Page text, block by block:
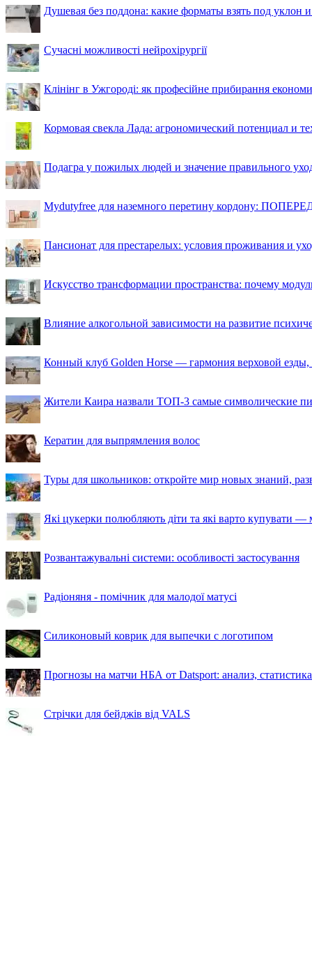
Душевая без поддона: какие форматы взять под уклон
Сучасні можливості нейрохірургії
Клінінг в Ужгороді: як професійне прибирання
Кормовая свекла Лада: агрономический потенциал и
Подагра у пожилых людей и значение правильного
Mydutyfree для наземного перетину кордону:
Пансионат для престарелых: условия проживания и
Искусство трансформации пространства: почему
Влияние алкогольной зависимости на развитие
Конный клуб Golden Horse — гармония верховой езды,
Жители Каира назвали ТОП-3 самые символические
Кератин для выпрямления волос
Туры для школьников: откройте мир новых знаний,
Які цукерки полюбляють діти та які варто купувати —
Розвантажувальні системи: особливості застосування
Радіоняня - помічник для малодої матусі
Силиконовый коврик для выпечки с логотипом
Прогнозы на матчи НБА от Datsport: анализ,
Стрічки для бейджів від VALS